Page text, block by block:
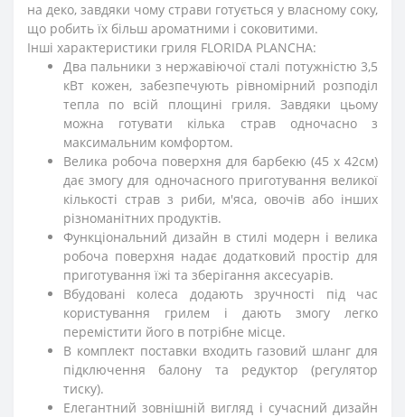
на деко, завдяки чому страви готується у власному соку,
що робить їх більш ароматними і соковитими.
Інші характеристики гриля FLORIDA PLANCHA:
Два пальники з нержавіючої сталі потужністю 3,5
кВт кожен, забезпечують рівномірний розподіл
тепла по всій площині гриля. Завдяки цьому
можна готувати кілька страв одночасно з
максимальним комфортом.
Велика робоча поверхня для барбекю (45 х 42см)
дає змогу для одночасного приготування великої
кількості страв з риби, м'яса, овочів або інших
різноманітних продуктів.
Функціональний дизайн в стилі модерн і велика
робоча поверхня надає додатковий простір для
приготування їжі та зберігання аксесуарів.
Вбудовані колеса додають зручності під час
користування грилем і дають змогу легко
перемістити його в потрібне місце.
В комплект поставки входить газовий шланг для
підключення балону та редуктор (регулятор
тиску).
Елегантний зовнішній вигляд і сучасний дизайн